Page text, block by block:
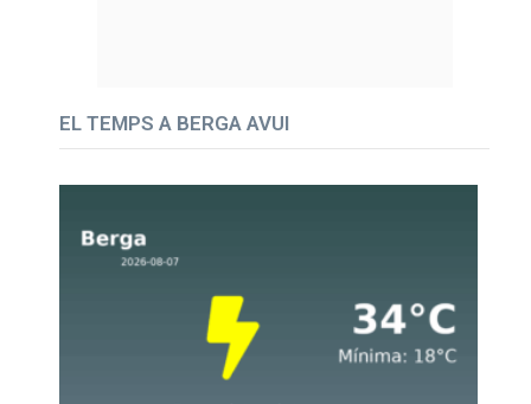
EL TEMPS A BERGA AVUI